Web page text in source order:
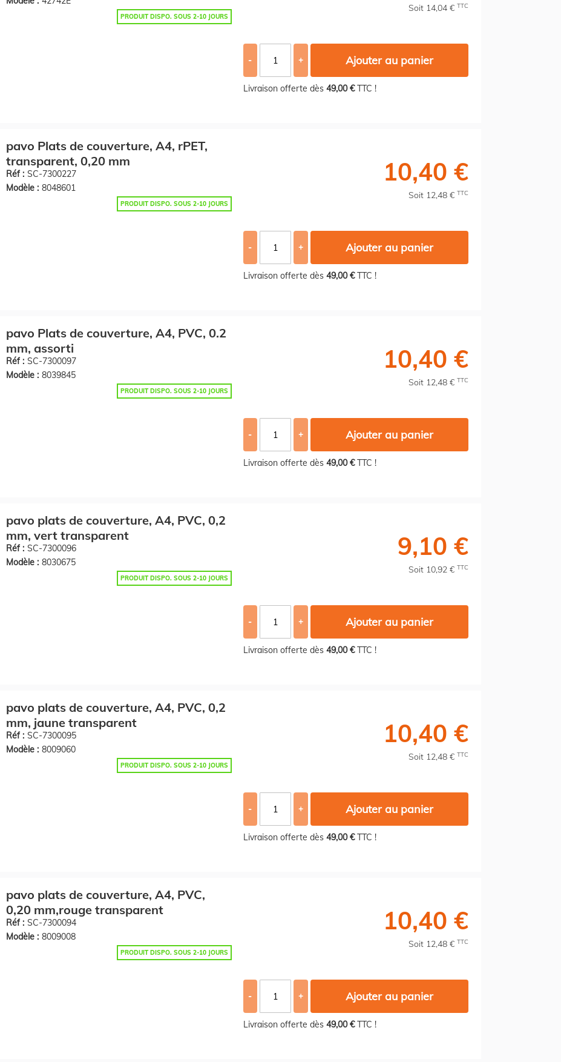
PRODUIT DISPO. SOUS 2-10 JOURS
Soit 14,04 € TTC
- + Ajouter au panier
Livraison offerte dès 49,00 €TTC !
pavo Plats de couverture, A4, rPET,
transparent, 0,20 mm
Réf : SC-7300227
Modèle : 8048601
PRODUIT DISPO. SOUS 2-10 JOURS
10,40 €
Soit 12,48 € TTC
- + Ajouter au panier
Livraison offerte dès 49,00 €TTC !
pavo Plats de couverture, A4, PVC, 0.2
mm, assorti
Réf : SC-7300097
Modèle : 8039845
PRODUIT DISPO. SOUS 2-10 JOURS
10,40 €
Soit 12,48 € TTC
- + Ajouter au panier
Livraison offerte dès 49,00 €TTC !
pavo plats de couverture, A4, PVC, 0,2
mm, vert transparent
Réf : SC-7300096
Modèle : 8030675
PRODUIT DISPO. SOUS 2-10 JOURS
9,10 €
Soit 10,92 € TTC
- + Ajouter au panier
Livraison offerte dès 49,00 €TTC !
pavo plats de couverture, A4, PVC, 0,2
mm, jaune transparent
Réf : SC-7300095
Modèle : 8009060
PRODUIT DISPO. SOUS 2-10 JOURS
10,40 €
Soit 12,48 € TTC
- + Ajouter au panier
Livraison offerte dès 49,00 €TTC !
pavo plats de couverture, A4, PVC,
0,20 mm,rouge transparent
Réf : SC-7300094
Modèle : 8009008
PRODUIT DISPO. SOUS 2-10 JOURS
10,40 €
Soit 12,48 € TTC
- + Ajouter au panier
Livraison offerte dès 49,00 €TTC !